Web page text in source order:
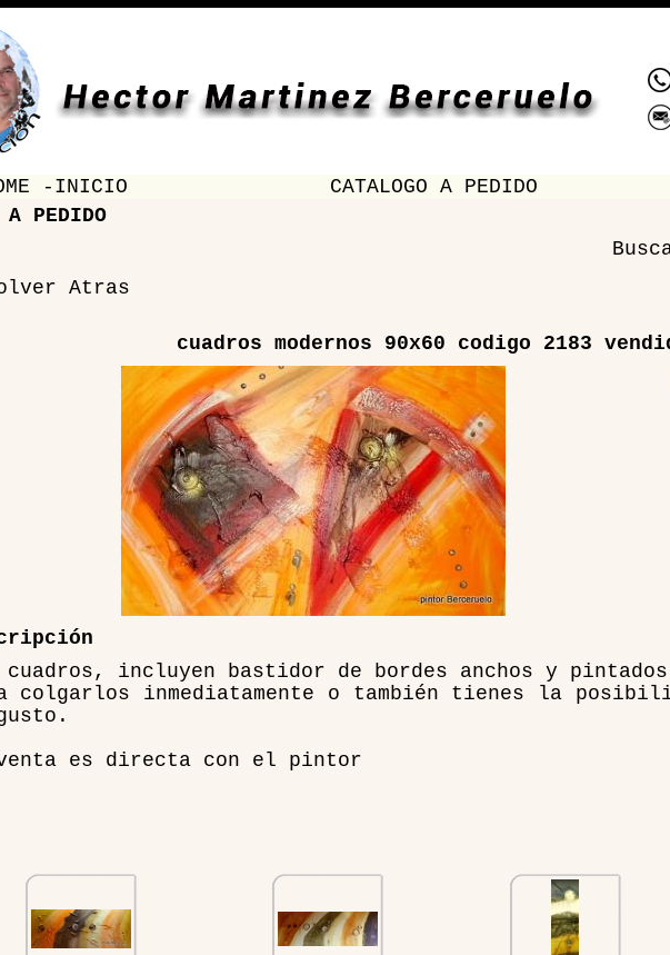
-INICIO CATALOGO A PEDIDO
A PEDIDO
Atras
cuadros modernos 90x60 codigo 2183
cuadros, incluyen bastidor de bordes anchos y
colgarlos inmediatamente o también tienes la
es directa con el pintor